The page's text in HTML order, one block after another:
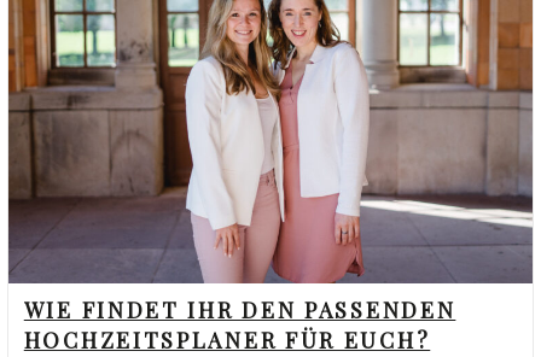
WIE FINDET IHR DEN PASSENDEN
HOCHZEITSPLANER FÜR EUCH?